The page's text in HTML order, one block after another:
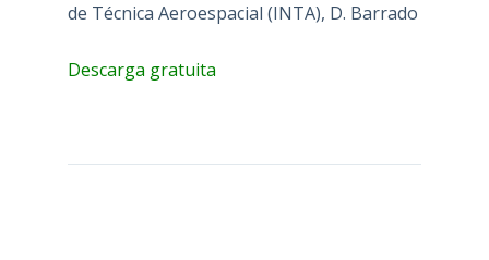
de Técnica Aeroespacial (INTA), D. Barrado
Descarga gratuita